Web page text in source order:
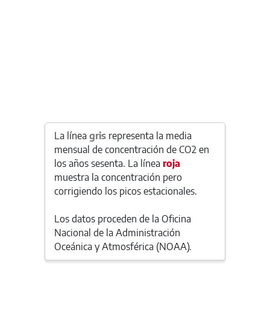
La línea gris representa la media
mensual de concentración de CO2 en
los años sesenta. La línea roja
muestra la concentración pero
corrigiendo los picos estacionales.
Los datos proceden de la Oficina
Nacional de la Administración
Oceánica y Atmosférica (NOAA).